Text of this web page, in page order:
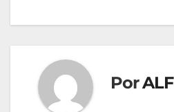
entradas
PorALF